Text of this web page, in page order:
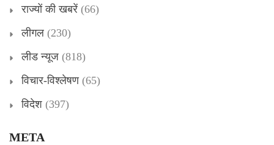
राज्यों की खबरें (66)
लीगल (230)
लीड न्यूज (818)
विचार-विश्लेषण(65)
विदेश (397)
META